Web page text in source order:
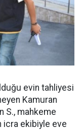
evin tahliyesi
Kamuran
S., mahkeme
icra ekibiyle eve